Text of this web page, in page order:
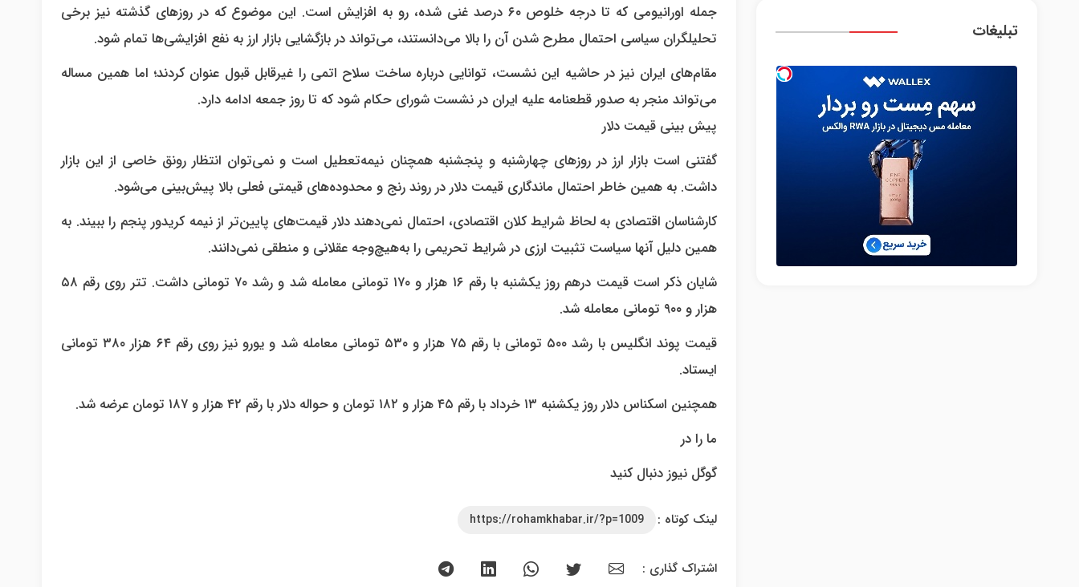
تبلیغات
جمله اورانیومی که تا درجه خلوص ۶۰ درصد غنی شده، رو به افزایش است. این موضوع که در روزهای گذشته نیز برخی
تحلیلگران سیاسی احتمال مطرح شدن آن را بالا می‌دانستند، می‌تواند در بازگشایی بازار ارز به نفع افزایشی‌ها تمام شود.
مقام‌های ایران نیز در حاشیه این نشست، توانایی درباره ساخت سلاح اتمی را غیرقابل قبول عنوان کردند؛ اما همین مساله
می‌تواند منجر به صدور قطعنامه علیه ایران در نشست شورای حکام شود که تا روز جمعه ادامه دارد.
پیش بینی قیمت دلار
گفتنی است بازار ارز در روزهای چهارشنبه و پنجشنبه همچنان نیمه‌تعطیل است و نمی‌توان انتظار رونق خاصی از این بازار
داشت. به همین خاطر احتمال ماندگاری قیمت دلار در روند رنج و محدوده‌های قیمتی فعلی بالا پیش‌بینی می‌شود.
کارشناسان اقتصادی به لحاظ شرایط کلان اقتصادی، احتمال نمی‌دهند دلار قیمت‌های پایین‌تر از نیمه کریدور پنجم را ببیند. به
همین دلیل آنها سیاست تثبیت ارزی در شرایط تحریمی را به‌هیچ‌وجه عقلانی و منطقی نمی‌دانند.
شایان ذکر است قیمت درهم روز یکشنبه با رقم ۱۶ هزار و ۱۷۰ تومانی معامله شد و رشد ۷۰ تومانی داشت. تتر روی رقم ۵۸
هزار و ۹۰۰ تومانی معامله شد.
قیمت پوند انگلیس با رشد ۵۰۰ تومانی با رقم ۷۵ هزار و ۵۳۰ تومانی معامله شد و یورو نیز روی رقم ۶۴ هزار ۳۸۰ تومانی
ایستاد.
همچنین اسکناس دلار روز یکشنبه ‍۱۳ خرداد با رقم ۴۵ هزار و ۱۸۲ تومان و حواله دلار با رقم ۴۲ هزار و ۱۸۷ تومان عرضه شد.
ما را در
گوگل نیوز دنبال کنید
لینک کوتاه : https://rohamkhabar.ir/?p=1009
اشتراک گذاری :